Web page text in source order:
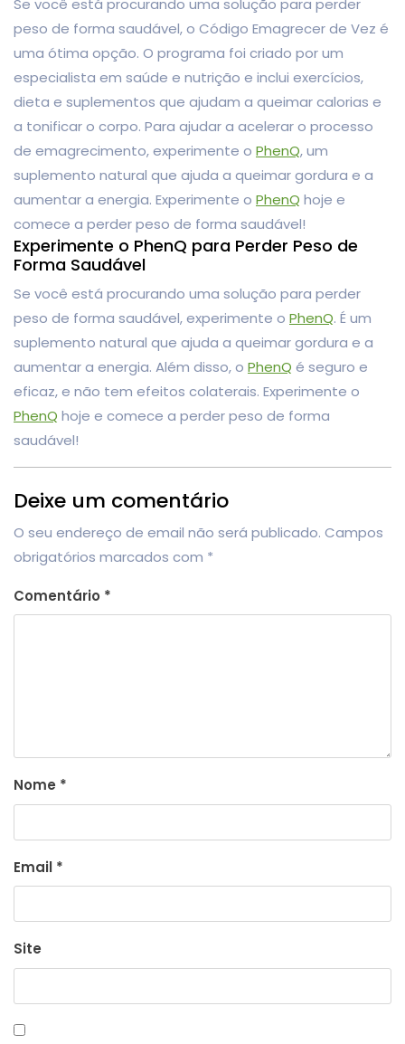
peso de forma saudável, o Código Emagrecer de Vez é
uma ótima opção. O programa foi criado por um
especialista em saúde e nutrição e inclui exercícios,
dieta e suplementos que ajudam a queimar calorias e
a tonificar o corpo. Para ajudar a acelerar o processo
de emagrecimento, experimente o PhenQ, um
suplemento natural que ajuda a queimar gordura e a
aumentar a energia. Experimente o PhenQ hoje e
comece a perder peso de forma saudável!
Experimente o PhenQ para Perder Peso de
Forma Saudável
Se você está procurando uma solução para perder
peso de forma saudável, experimente o PhenQ. É um
suplemento natural que ajuda a queimar gordura e a
aumentar a energia. Além disso, o PhenQ é seguro e
eficaz, e não tem efeitos colaterais. Experimente o
PhenQ hoje e comece a perder peso de forma
saudável!
Deixe um comentário
O seu endereço de email não será publicado. Campos
obrigatórios marcados com *
Comentário *
Nome *
Email *
Site